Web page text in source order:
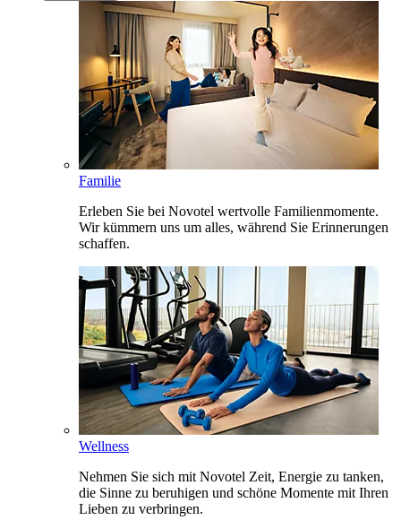
Familie
Erleben Sie bei Novotel wertvolle Familienmomente.
Wir kümmern uns um alles, während Sie Erinnerungen
schaffen.
Wellness
Nehmen Sie sich mit Novotel Zeit, Energie zu tanken,
die Sinne zu beruhigen und schöne Momente mit Ihren
Lieben zu verbringen.